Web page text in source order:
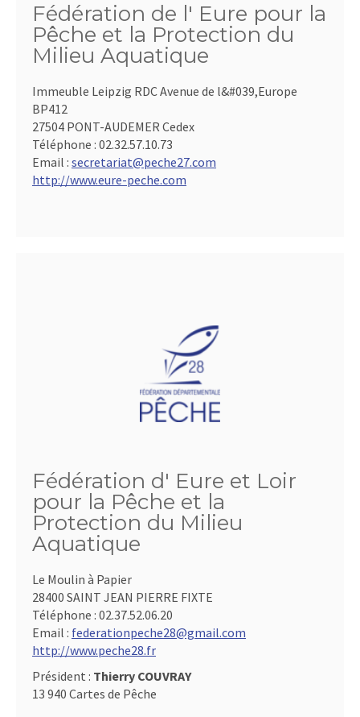
Fédération de l' Eure pour la
Pêche et la Protection du
Milieu Aquatique
Immeuble Leipzig RDC Avenue de l&#039,Europe
BP412
27504 PONT-AUDEMER Cedex
Téléphone : 02.32.57.10.73
Email : secretariat@peche27.com
http://www.eure-peche.com
Fédération d' Eure et Loir
pour la Pêche et la
Protection du Milieu
Aquatique
Le Moulin à Papier
28400 SAINT JEAN PIERRE FIXTE
Téléphone : 02.37.52.06.20
Email : federationpeche28@gmail.com
http://www.peche28.fr
Président : Thierry COUVRAY
13 940 Cartes de Pêche